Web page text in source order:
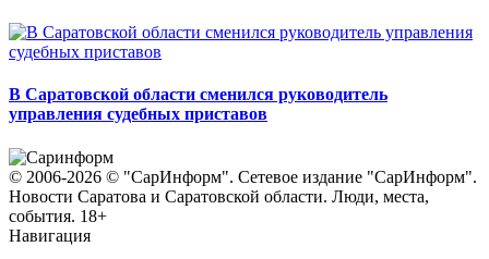
В Саратовской области сменился руководитель
управления судебных приставов
© 2006-2026 © "СарИнформ". Сетевое издание "СарИнформ".
Новости Саратова и Саратовской области. Люди, места,
события. 18+
Навигация